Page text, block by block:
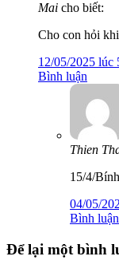
Mai cho biết:
Cho con hỏi
12/05/2025 lúc
Bình luận
Thien
15/4/
04/05/
Bình luận
Để lại một bình